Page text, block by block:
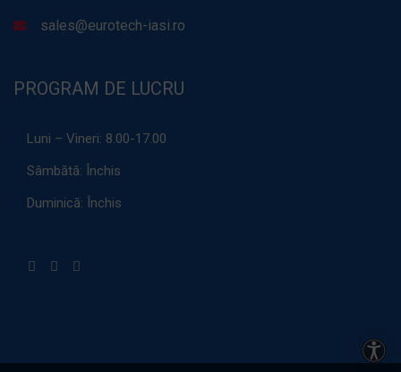
sales@eurotech-iasi.ro
PROGRAM DE LUCRU
Luni – Vineri: 8.00-17.00
Sâmbătă: Închis
Duminică: Închis